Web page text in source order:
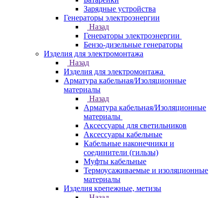
Зарядные устройства
Генераторы электроэнергии
Назад
Генераторы электроэнергии
Бензо-дизельные генераторы
Изделия для электромонтажа
Назад
Изделия для электромонтажа
Арматура кабельная/Изоляционные
материалы
Назад
Арматура кабельная/Изоляционные
материалы
Аксессуары для светильников
Аксессуары кабельные
Кабельные наконечники и
соединители (гильзы)
Муфты кабельные
Термоусаживаемые и изоляционные
материалы
Изделия крепежные, метизы